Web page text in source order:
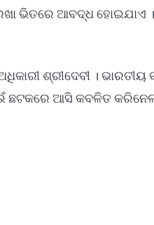
ଭିତରେ ଆବଦ୍ଧ ହୋଇଯାଏ
ଶ୍ରୀଦେବୀ ।
ଛଟକରେ ଆସି କବଳିତ